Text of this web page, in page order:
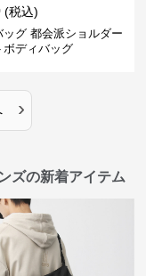
(税込)
ッグ 都会派ショルダー
ボディバッグ
›
ズの新着アイテム